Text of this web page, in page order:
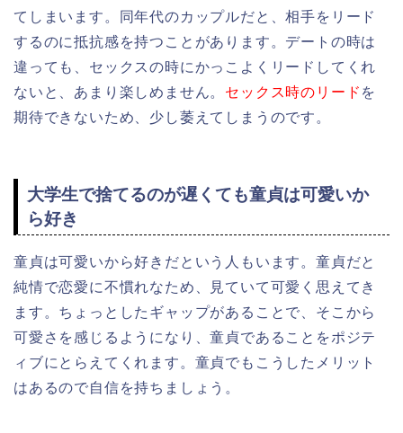
てしまいます。同年代のカップルだと、相手をリード
するのに抵抗感を持つことがあります。デートの時は
違っても、セックスの時にかっこよくリードしてくれ
ないと、あまり楽しめません。 セックス時のリード を
期待できないため、少し萎えてしまうのです。
大学生で捨てるのが遅くても童貞は可愛いか
ら好き
童貞は可愛いから好きだという人もいます。童貞だと
純情で恋愛に不慣れなため、見ていて可愛く思えてき
ます。ちょっとしたギャップがあることで、そこから
可愛さを感じるようになり、童貞であることをポジテ
ィブにとらえてくれます。童貞でもこうしたメリット
はあるので自信を持ちましょう。